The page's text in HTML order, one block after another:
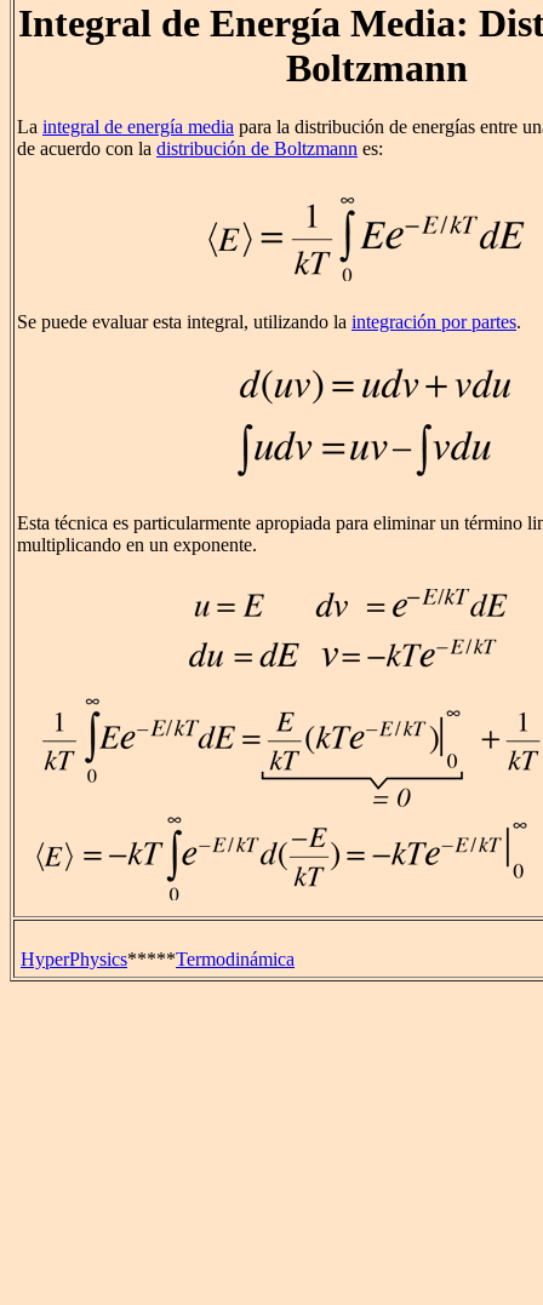
Integral de Energía Media:
Boltzmann
La integral de energía media para la distribución de energías entre
de acuerdo con la distribución de Boltzmann es:
Se puede evaluar esta integral, utilizando la integración por partes.
Esta técnica es particularmente apropiada para eliminar un término
multiplicando en un exponente.
HyperPhysics*****Termodinámica